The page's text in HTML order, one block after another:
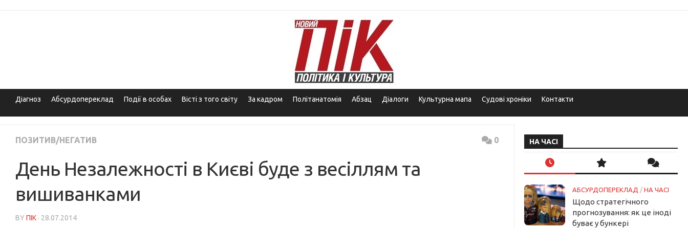
Діагноз Абсурдопереклад Події в особах Вісті з того світу За кадром Політанатомія Абзац Діалоги Культурна мапа Судові хроніки Контакти
ПОЗИТИВ/НЕГАТИВ 0
День Незалежності в Києві буде з весіллям та
вишиванками
BY ПІК · 28.07.2014
НА ЧАСІ
АБСУРДОПЕРЕКЛАД / НА ЧАСІ
Щодо стратегічного
прогнозування: як це іноді
буває у бункері